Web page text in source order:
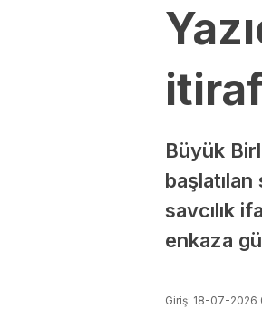
Büyük
savcılık
enkaza
Giriş: 18-07-2026